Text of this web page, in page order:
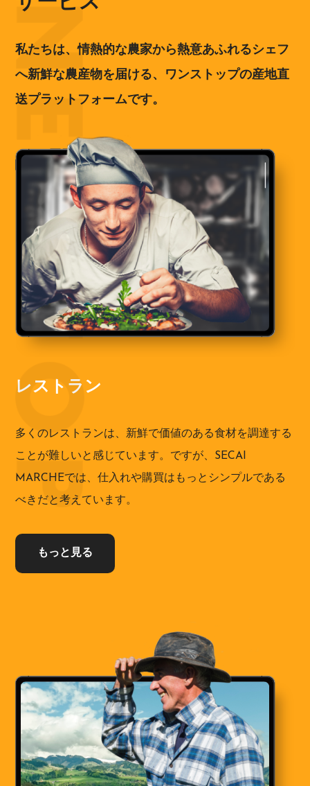
私たちは、情熱的な農家から熱意あふれるシェフ
へ新鮮な農産物を届ける、ワンストップの産地直
送プラットフォームです。
レストラン
多くのレストランは、新鮮で価値のある食材を調達する
ことが難しいと感じています。ですが、SECAI
MARCHEでは、仕入れや購買はもっとシンプルである
べきだと考えています。
もっと見る